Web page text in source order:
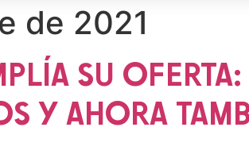
de 2021
SU
Y AHORA